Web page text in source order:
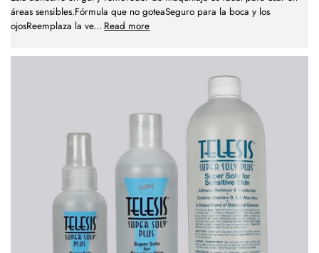
áreas sensibles.Fórmula que no goteaSeguro para la boca y los
ojosReemplaza la ve... Read more